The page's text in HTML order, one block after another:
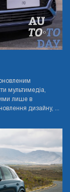
мультимедіа,
лише в
дизайну, ...